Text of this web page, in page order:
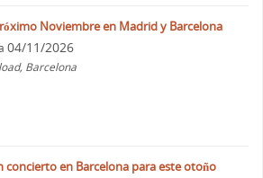
Noviembre en Madrid y Barcelona
04/11/2026
Barcelona
concierto en Barcelona para este otoño